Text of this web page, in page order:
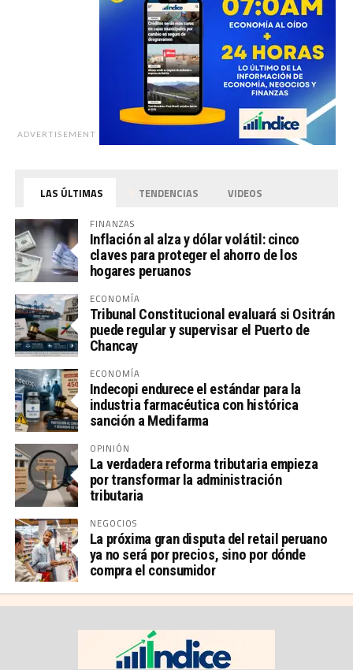
ADVERTISEMENT
LAS ÚLTIMAS TENDENCIAS VIDEOS
FINANZAS
Inflación al alza y dólar volátil: cinco
claves para proteger el ahorro de los
hogares peruanos
ECONOMÍA
Tribunal Constitucional evaluará si Ositrán
puede regular y supervisar el Puerto de
Chancay
ECONOMÍA
Indecopi endurece el estándar para la
industria farmacéutica con histórica
sanción a Medifarma
OPINIÓN
La verdadera reforma tributaria empieza
por transformar la administración
tributaria
NEGOCIOS
La próxima gran disputa del retail peruano
ya no será por precios, sino por dónde
compra el consumidor